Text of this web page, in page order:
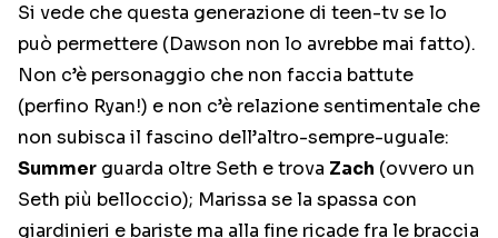
Si vede che questa generazione di teen-tv se lo
può permettere (Dawson non lo avrebbe mai fatto).
Non c’è personaggio che non faccia battute
(perfino Ryan!) e non c’è relazione sentimentale che
non subisca il fascino dell’altro-sempre-uguale:
Summer guarda oltre Seth e trova Zach (ovvero un
Seth più belloccio); Marissa se la spassa con
giardinieri e bariste ma alla fine ricade fra le braccia